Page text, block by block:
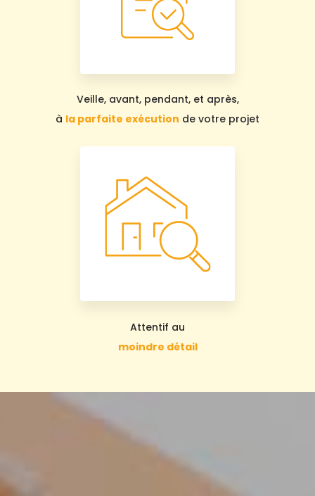
Veille, avant, pendant, et après,
à la parfaite exécution de votre projet
Attentif au
moindre détail